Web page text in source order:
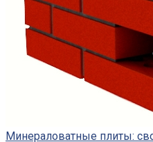
Минераловатные плиты: